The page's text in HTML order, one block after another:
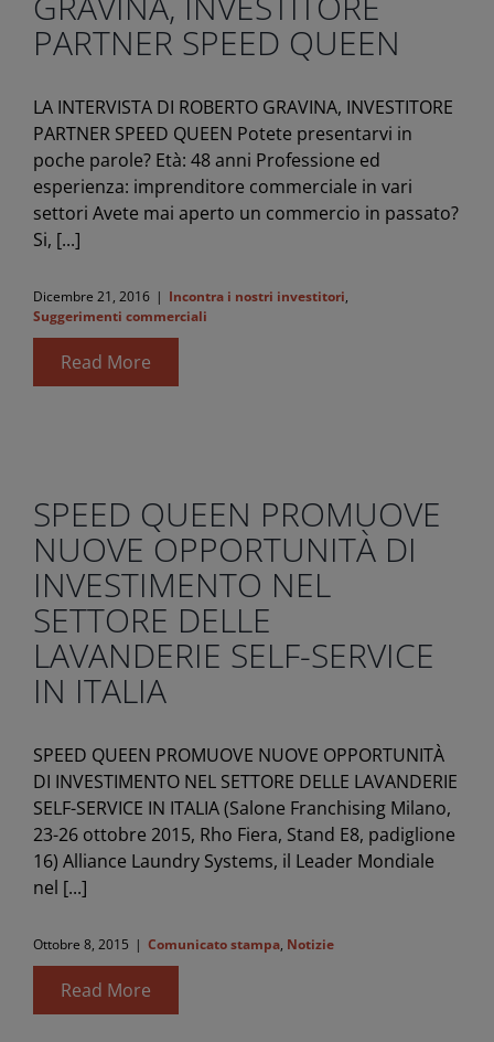
PARTNER SPEED QUEEN
LA INTERVISTA DI ROBERTO GRAVINA, INVESTITORE
PARTNER SPEED QUEEN Potete presentarvi in
poche parole? Età: 48 anni Professione ed
esperienza: imprenditore commerciale in vari
settori Avete mai aperto un commercio in passato?
Si, [...]
Dicembre 21, 2016 | Incontra i nostri investitori,
Suggerimenti commerciali
Read More
SPEED QUEEN PROMUOVE
NUOVE OPPORTUNITÀ DI
INVESTIMENTO NEL
SETTORE DELLE
LAVANDERIE SELF-SERVICE
IN ITALIA
SPEED QUEEN PROMUOVE NUOVE OPPORTUNITÀ
DI INVESTIMENTO NEL SETTORE DELLE LAVANDERIE
SELF-SERVICE IN ITALIA (Salone Franchising Milano,
23-26 ottobre 2015, Rho Fiera, Stand E8, padiglione
16) Alliance Laundry Systems, il Leader Mondiale
nel [...]
Ottobre 8, 2015 | Comunicato stampa, Notizie
Read More